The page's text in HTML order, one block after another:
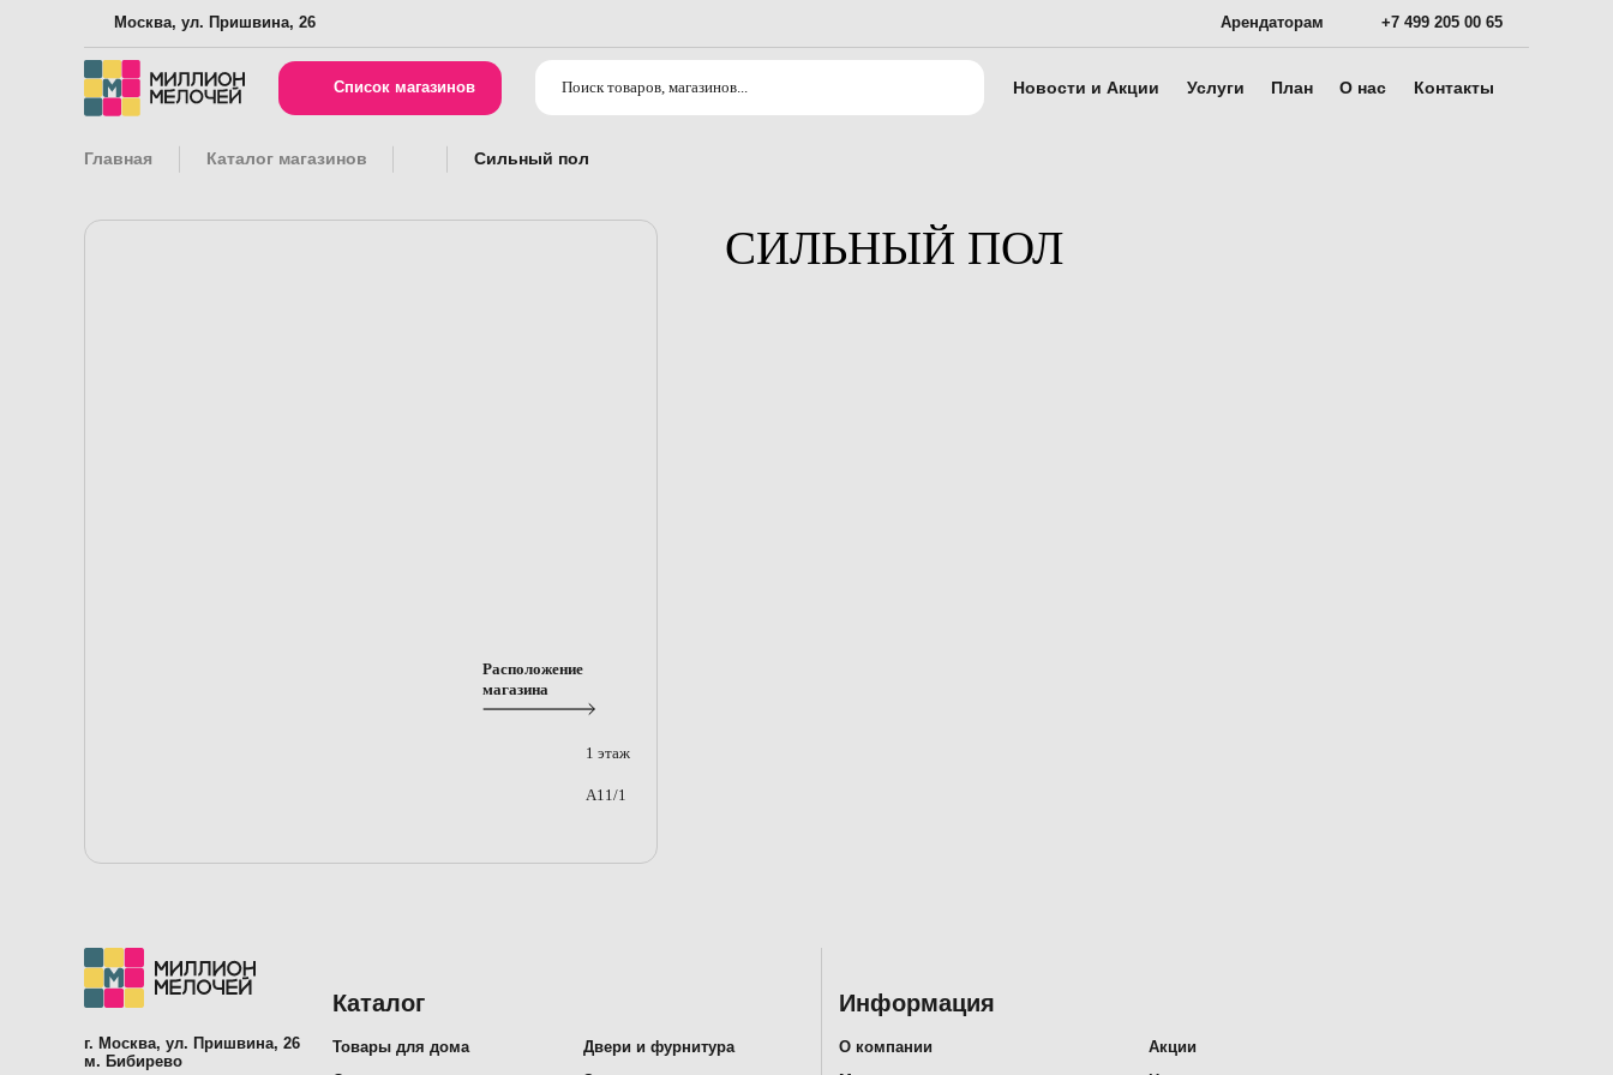
Москва, ул. Пришвина, 26 Арендаторам +7 499 205 00 65
Список магазинов Новости и Акции Услуги План О нас Контакты
Главная Каталог магазинов Сильный пол
Расположение
магазина
1 этаж
A11/1
СИЛЬНЫЙ ПОЛ
г. Москва, ул. Пришвина, 26
м. Бибирево
Каталог
Товары для дома Двери и фурнитура
Информация
О компании Акции